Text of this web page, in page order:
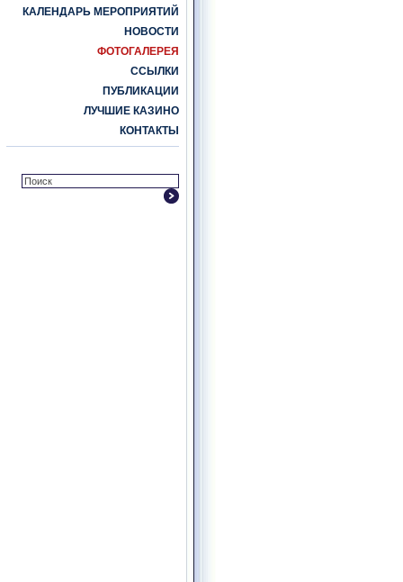
КАЛЕНДАРЬ МЕРОПРИЯТИЙ
НОВОСТИ
ФОТОГАЛЕРЕЯ
ССЫЛКИ
ПУБЛИКАЦИИ
ЛУЧШИЕ КАЗИНО
КОНТАКТЫ